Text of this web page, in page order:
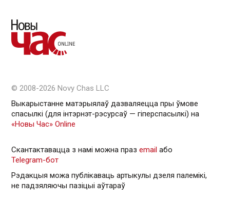
© 2008-2026 Novy Chas LLC
Выкарыстанне матэрыялаў дазваляецца пры ўмове
спасылкі (для інтэрнэт-рэсурсаў — гiперспасылкi) на
«Новы Час» Online
Скантактавацца з намі можна праз email або
Telegram-бот
Рэдакцыя можа публікаваць артыкулы дзеля палемікі,
не падзяляючы пазіцыі аўтараў